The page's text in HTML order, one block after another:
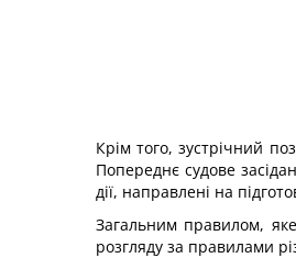
Крім того, зустрічний
Попереднє судове
дії, направлені на
Загальним правилом,
розгляду за правилами